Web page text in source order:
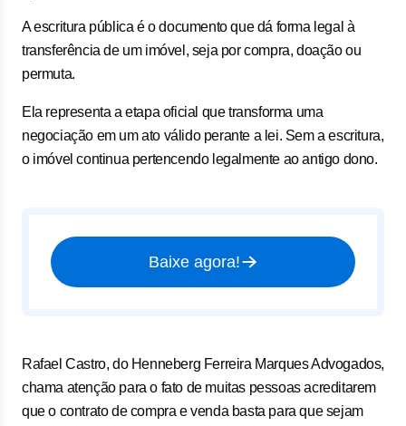
A escritura pública é o documento que dá forma legal à
transferência de um imóvel, seja por compra, doação ou
permuta.
Ela representa a etapa oficial que transforma uma
negociação em um ato válido perante a lei. Sem a escritura,
o imóvel continua pertencendo legalmente ao antigo dono.
Baixe agora!
Rafael Castro, do Henneberg Ferreira Marques Advogados,
chama atenção para o fato de muitas pessoas acreditarem
que o contrato de compra e venda basta para que sejam